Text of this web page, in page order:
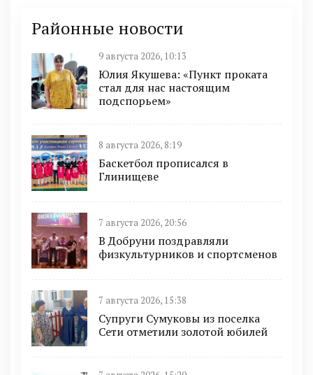
Районные новости
9 августа 2026, 10:13
Юлия Якушева: «Пункт проката
стал для нас настоящим
подспорьем»
8 августа 2026, 8:19
Баскетбол прописался в
Глинищеве
7 августа 2026, 20:56
В Добруни поздравляли
физкультурников и спортсменов
7 августа 2026, 15:38
Супруги Сумуковы из поселка
Сети отметили золотой юбилей